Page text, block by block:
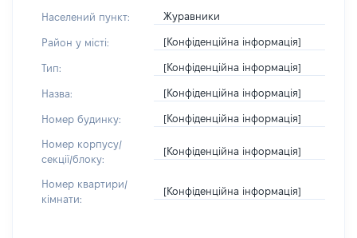
Населений пункт: Журавники
Район у місті: [Конфіденційна інформація]
Тип: [Конфіденційна інформація]
Назва: [Конфіденційна інформація]
Номер будинку: [Конфіденційна інформація]
Номер корпусу/
секції/блоку:
[Конфіденційна інформація]
Номер квартири/
кімнати:
[Конфіденційна інформація]